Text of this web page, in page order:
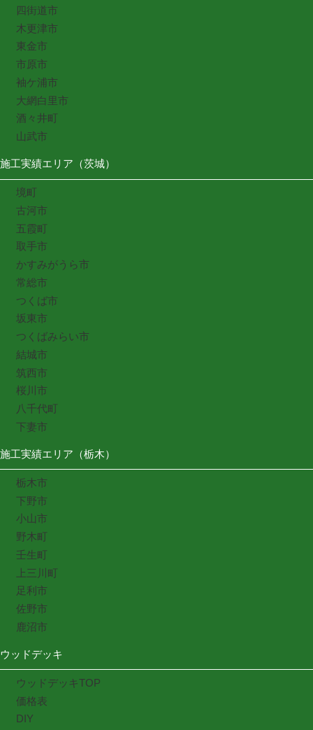
四街道市
木更津市
東金市
市原市
袖ケ浦市
大網白里市
酒々井町
山武市
施工実績エリア（茨城）
境町
古河市
五霞町
取手市
かすみがうら市
常総市
つくば市
坂東市
つくばみらい市
結城市
筑西市
桜川市
八千代町
下妻市
施工実績エリア（栃木）
栃木市
下野市
小山市
野木町
壬生町
上三川町
足利市
佐野市
鹿沼市
ウッドデッキ
ウッドデッキTOP
価格表
DIY